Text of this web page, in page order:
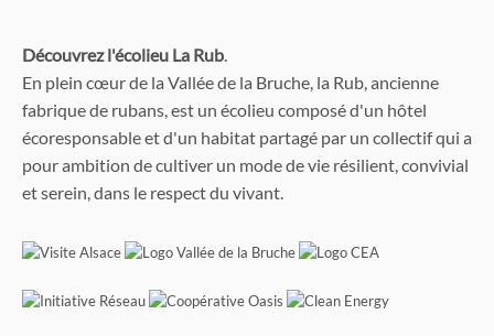
Découvrez l'écolieu La Rub
En plein cœur de la Vallée de la Bruche, la Rub, ancienne
fabrique de rubans, est un écolieu composé d'un hôtel
écoresponsable et d'un habitat partagé par un collectif qui a
pour ambition de cultiver un mode de vie résilient, convivial
et serein, dans le respect du vivant.